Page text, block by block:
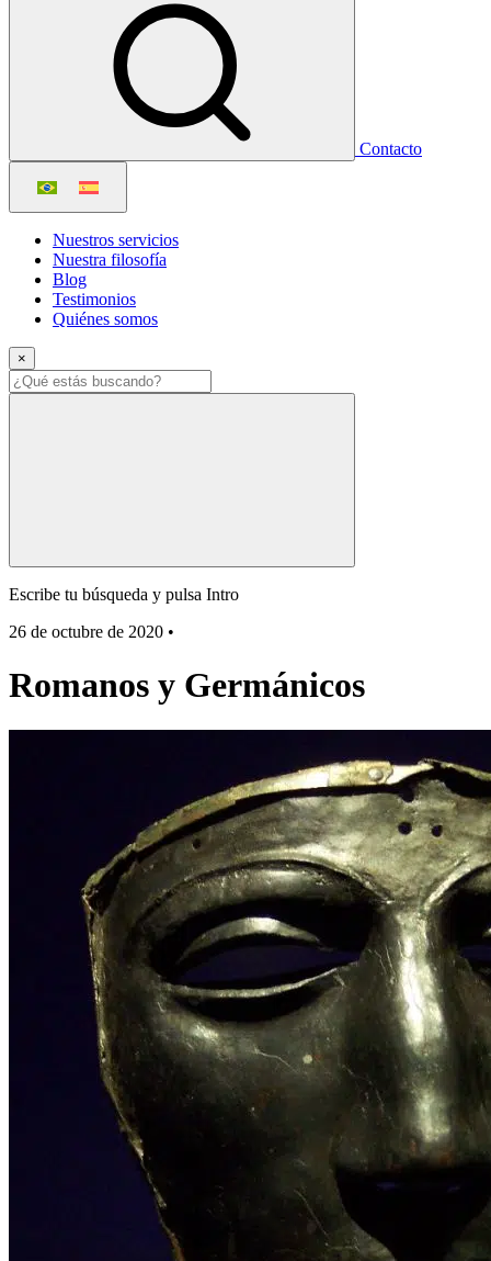
Contacto
Nuestros servicios
Nuestra filosofía
Blog
Testimonios
Quiénes somos
×
Escribe tu búsqueda y pulsa Intro
26 de octubre de 2020 •
Romanos y Germánicos